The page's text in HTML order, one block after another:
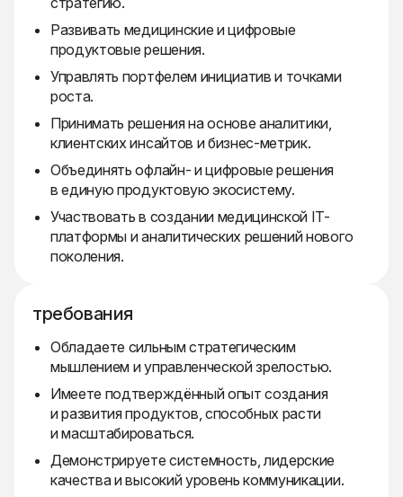
Развивать медицинские и цифровые
продуктовые решения.
Управлять портфелем инициатив и точками
роста.
Принимать решения на основе аналитики,
клиентских инсайтов и бизнес-метрик.
Объединять офлайн- и цифровые решения
в единую продуктовую экосистему.
Участвовать в создании медицинской IT-
платформы и аналитических решений нового
поколения.
требования
Обладаете сильным стратегическим
мышлением и управленческой зрелостью.
Имеете подтверждённый опыт создания
и развития продуктов, способных расти
и масштабироваться.
Демонстрируете системность, лидерские
качества и высокий уровень коммуникации.